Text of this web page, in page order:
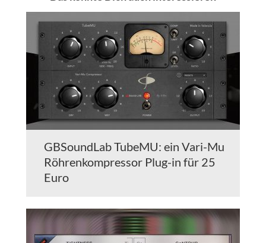
GBSoundLab TubeMU: ein Vari-Mu
Röhrenkompressor Plug-in für 25
Euro